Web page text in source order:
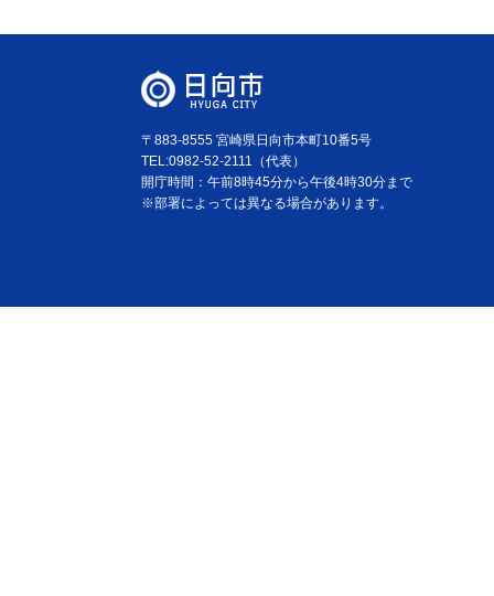
〒883-8555 宮崎県日向市本町10番5号
TEL:0982-52-2111（代表）
開庁時間：午前8時45分から午後4時30分まで
※部署によっては異なる場合があります。